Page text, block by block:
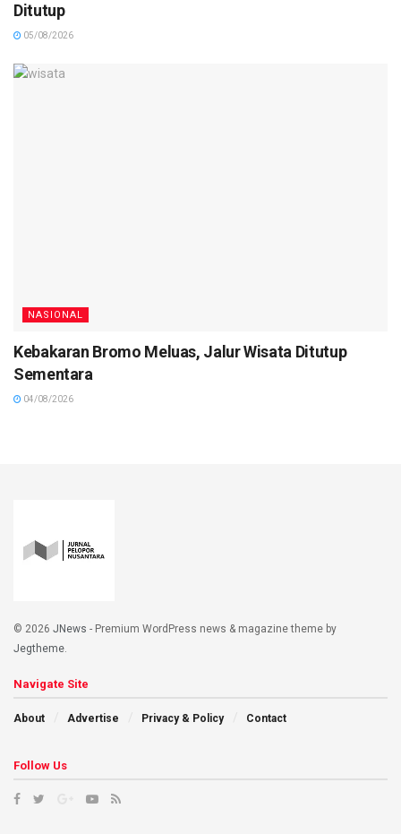
Ditutup
05/08/2026
NASIONAL
Kebakaran Bromo Meluas, Jalur Wisata Ditutup
Sementara
04/08/2026
© 2026 JNews - Premium WordPress news & magazine theme by
Jegtheme
Navigate Site
About Advertise Privacy & Policy Contact
Follow Us